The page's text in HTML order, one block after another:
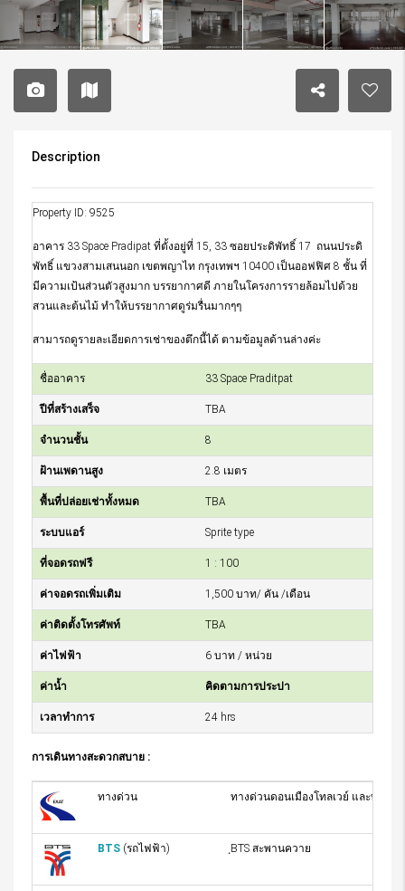
Description
Property ID: 9525
อาคาร 33 Space Pradipat ที่ตั้งอยู่ที่ 15, 33 ซอยประดิพัทธิ์ 17 ถนนประดิ
พัทธิ์ แขวงสามเสนนอก เขตพญาไท กรุงเทพฯ 10400 เป็นออฟฟิศ 8 ชั้น ที่
มีความเป้นส่วนตัวสูงมาก บรรยากาศดี ภายในโครงการรายล้อมไปด้วย
สวนและต้นไม้ ทำให้บรรยากาศดูร่มรื่นมากๆๆ
สามารถดูรายละเอียดการเช่าของตึกนี้ได้ ตามข้อมูลด้านล่างค่ะ
ชื่ออาคาร 33 Space Praditpat
ปีที่สร้างเสร็จ TBA
จำนวนชั้น 8
ฝ้านเพดานสูง 2.8 เมตร
พื้นที่ปล่อยเช่าทั้งหมด TBA
ระบบแอร์ Sprite type
ที่จอดรถฟรี 1 : 100
ค่าจอดรถเพิ่มเติม 1,500 บาท/ คัน /เดือน
ค่าติดตั้งโทรศัพท์ TBA
ค่าไฟฟ้า 6 บาท / หน่วย
ค่าน้ำ คิดตามการประปา
เวลาทำการ 24 hrs
การเดินทางสะดวกสบาย :
ทางด่วน ทางด่วนดอนเมืองโทลเวย์ และทางด่
BTS (รถไฟฟ้า) ฺBTS สะพานควาย